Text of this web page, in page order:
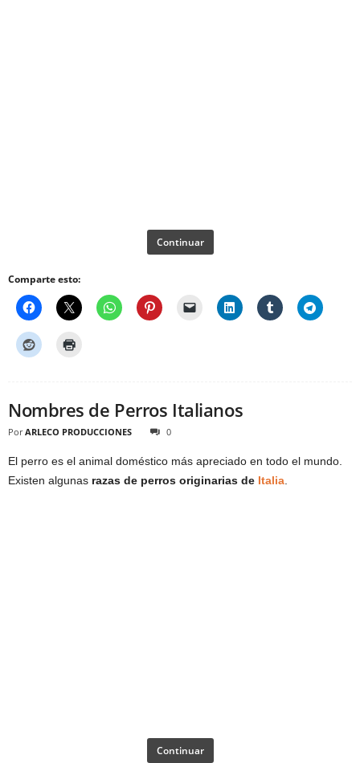
Continuar
Comparte esto:
Nombres de Perros Italianos
Por ARLECO PRODUCCIONES 0
El perro es el animal doméstico más apreciado en todo el mundo.
Existen algunas razas de perros originarias de Italia
Continuar